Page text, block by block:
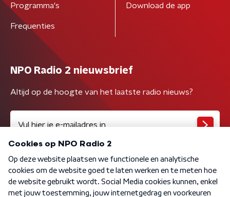
Programma's
Frequenties
Download de app
NPO Radio 2 nieuwsbrief
Altijd op de hoogte van het laatste radio nieuws?
Algemene voorwaarden